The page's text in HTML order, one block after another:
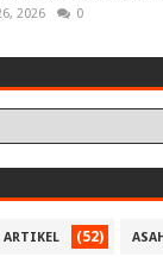
2026 0
ARTIKEL (52)